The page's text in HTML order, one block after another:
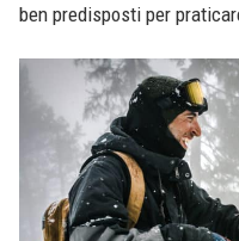
ben predisposti per